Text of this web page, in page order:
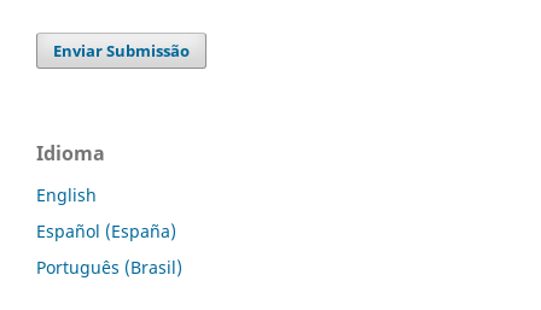
Enviar Submissão
Idioma
English
Español (España)
Português (Brasil)